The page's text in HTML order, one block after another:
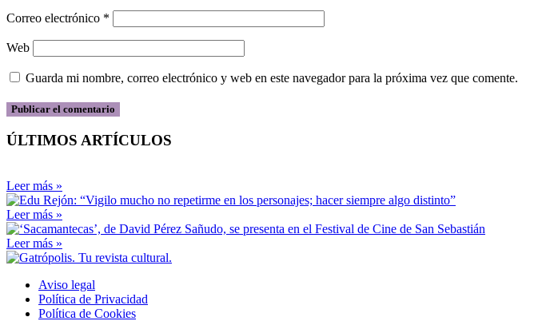
Correo electrónico *
Web
Guarda mi nombre, correo electrónico y web en este navegador para la próxima vez que comente.
ÚLTIMOS ARTÍCULOS
Leer más »
Leer más »
Leer más »
Aviso legal
Política de Privacidad
Política de Cookies